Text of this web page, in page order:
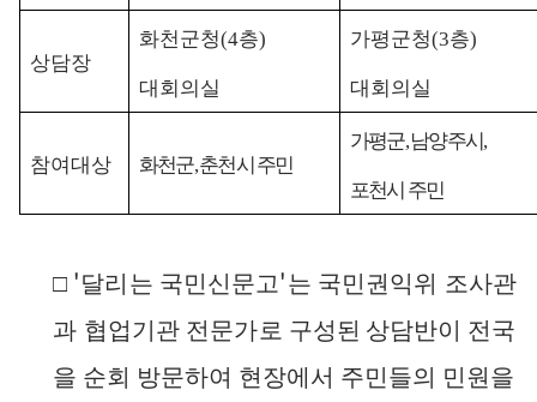
상담장
화천군청(4층)
대회의실
가평군청(3층)
대회의실
참여대상 화천군,춘천시 주민
가평군,남양주시 ,
포천시 주민
□ '달리는 국민신문고'는 국민권익위 조사관
과 협업기관 전문가로 구성된 상담반이 전국
을 순회 방문하여 현장에서 주민들의 민원을